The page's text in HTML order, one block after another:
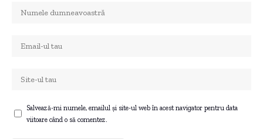
Salvează-mi numele, emailul și site-ul web în acest navigator pentru data
viitoare când o să comentez.